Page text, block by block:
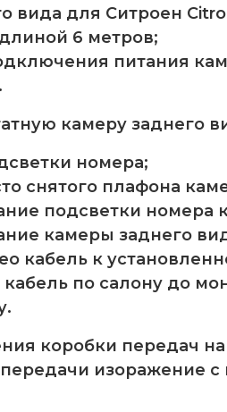
вида для Ситроен
6 метров;
питания
камеру заднего
номера;
снятого плафона
подсветки номера
камеры заднего
кабель к
по салону до
коробки передач
изоражение с